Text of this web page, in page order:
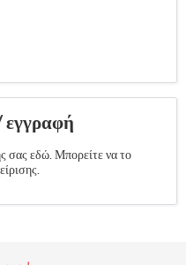
εγγραφή
σας εδώ. Μπορείτε να το